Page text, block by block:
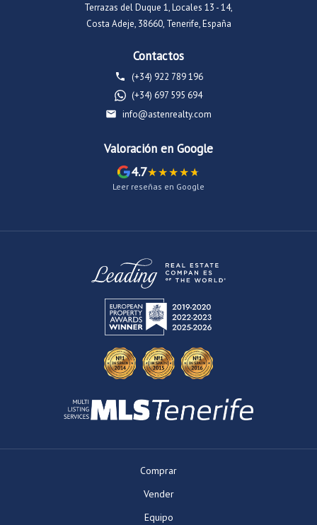
Terrazas del Duque 1, Locales 13 - 14,
Costa Adeje, 38660, Tenerife, España
Contactos
(+34) 922 789 196
(+34) 697 595 694
info@astenrealty.com
Valoración en Google
4.7
Leer reseñas en Google
Comprar
Vender
Equipo